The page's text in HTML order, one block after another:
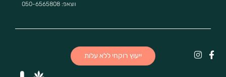
ווצאפ:050-6565808
ייעוץ רוקחי ללא עלות